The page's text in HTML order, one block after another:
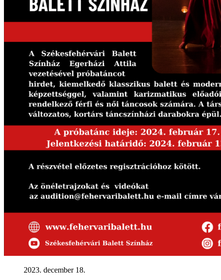
2023. december 18.